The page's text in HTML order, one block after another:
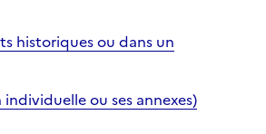
historiques ou dans un
ou ses annexes)